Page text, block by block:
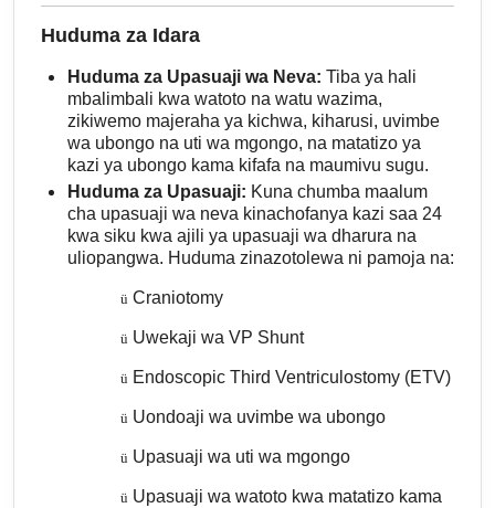
Huduma za Idara
Huduma za Upasuaji wa Neva: Tiba ya hali
mbalimbali kwa watoto na watu wazima,
zikiwemo majeraha ya kichwa, kiharusi, uvimbe
wa ubongo na uti wa mgongo, na matatizo ya
kazi ya ubongo kama kifafa na maumivu sugu.
Huduma za Upasuaji: Kuna chumba maalum
cha upasuaji wa neva kinachofanya kazi saa 24
kwa siku kwa ajili ya upasuaji wa dharura na
uliopangwa. Huduma zinazotolewa ni pamoja na:
ü Craniotomy
ü Uwekaji wa VP Shunt
ü Endoscopic Third Ventriculostomy (ETV)
ü Uondoaji wa uvimbe wa ubongo
ü Upasuaji wa uti wa mgongo
ü Upasuaji wa watoto kwa matatizo kama